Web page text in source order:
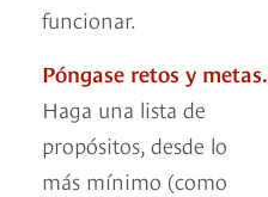
funcionar.
Póngase retos y metas.
Haga una lista de
propósitos, desde lo
más mínimo (como